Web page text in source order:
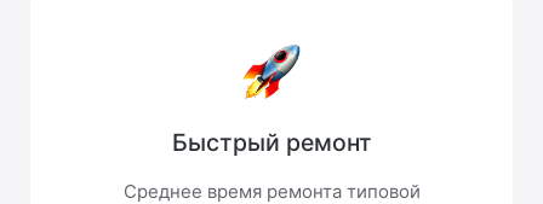
Быстрый ремонт
Среднее время ремонта типовой